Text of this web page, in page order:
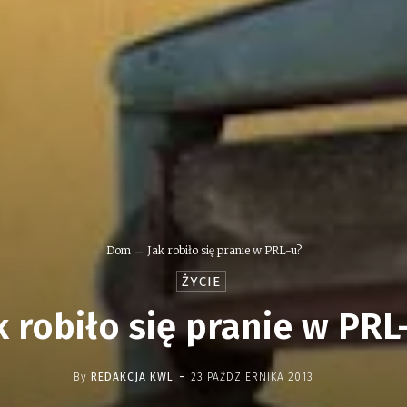
Dom Jak robiło się pranie w PRL-u?
ŻYCIE
robiło się pranie w
By REDAKCJA KWL - 23 PAŹDZIERNIKA 2013